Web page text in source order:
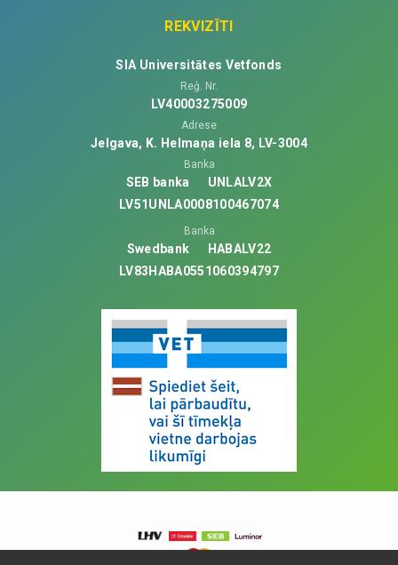
REKVIZĪTI
SIA Universitātes Vetfonds
Reģ. Nr.
LV40003275009
Adrese
Jelgava, K. Helmaņa iela 8, LV-3004
Banka
SEB banka
UNLALV2X
LV51UNLA0008100467074
Banka
Swedbank
HABALV22
LV83HABA0551060394797